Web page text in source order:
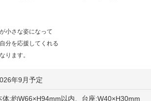
小さな姿になって
分を応援してくれる
ります。
年9月予定
体:約W66×H94mm以内、台座:W40×H30mm